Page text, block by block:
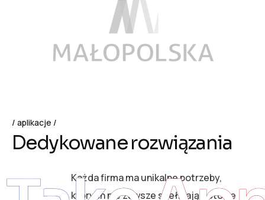
aplikacje
Dedykowanerozwiązania
Każda firma ma unikalne potrzeby,
których nie zawsze spełniają gotowe